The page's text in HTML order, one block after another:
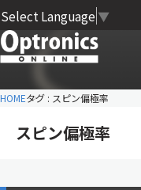
Select Language ▼
HOMEタグ : スピン偏極率
スピン偏極率